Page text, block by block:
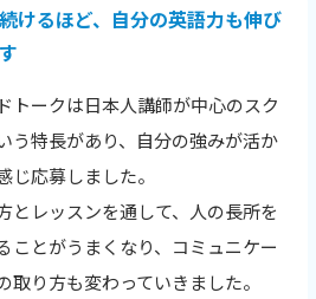
ること、英語に
その日の調子ま
がけています。
徒さんが、レッス
見せてくれたり、
で表現できてうれ
を受けた時にとて
けるほど、自分の英語力も伸び
トークは日本人講師が中心のスク
う特長があり、自分の強みが活か
じ応募しました。
とレッスンを通して、人の長所を
ことがうまくなり、コミュニケー
取り方も変わっていきました。